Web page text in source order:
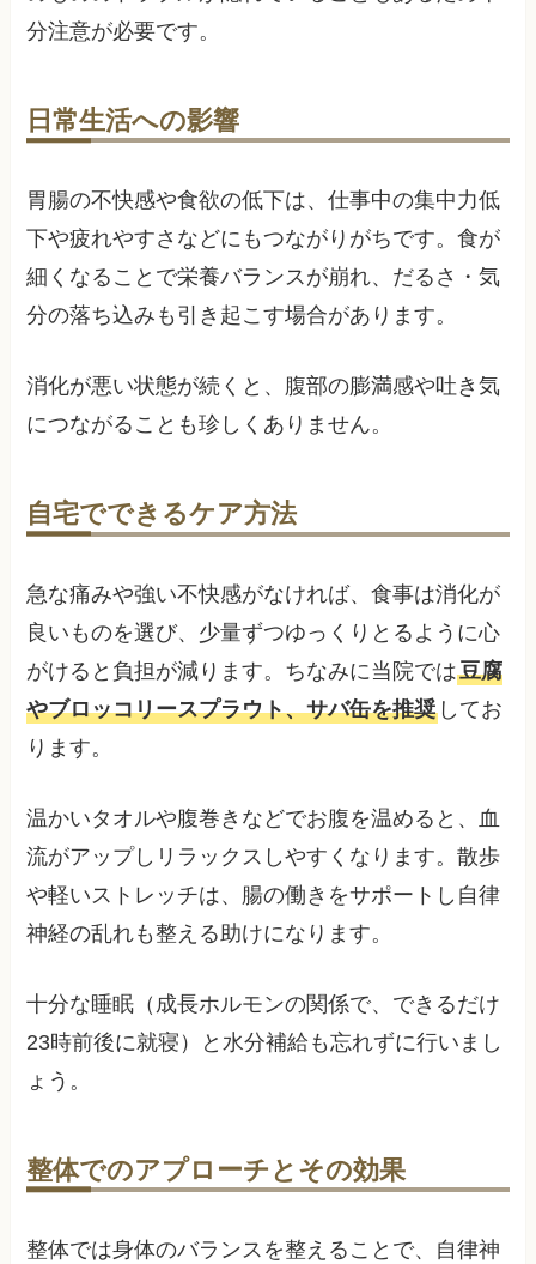
分注意が必要です。
日常生活への影響
胃腸の不快感や食欲の低下は、仕事中の集中力低
下や疲れやすさなどにもつながりがちです。食が
細くなることで栄養バランスが崩れ、だるさ・気
分の落ち込みも引き起こす場合があります。
消化が悪い状態が続くと、腹部の膨満感や吐き気
につながることも珍しくありません。
自宅でできるケア方法
急な痛みや強い不快感がなければ、食事は消化が
良いものを選び、少量ずつゆっくりとるように心
がけると負担が減ります。ちなみに当院では豆腐
やブロッコリースプラウト、サバ缶を推奨 してお
ります。
温かいタオルや腹巻きなどでお腹を温めると、血
流がアップしリラックスしやすくなります。散歩
や軽いストレッチは、腸の働きをサポートし自律
神経の乱れも整える助けになります。
十分な睡眠（成長ホルモンの関係で、できるだけ
23時前後に就寝）と水分補給も忘れずに行いまし
ょう。
整体でのアプローチとその効果
整体では身体のバランスを整えることで、自律神